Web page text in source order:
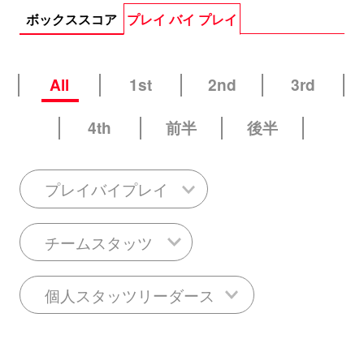
ボックススコア プレイ バイ プレイ
All 1st 2nd
3rd
4th
前半 後半
プレイバイプレイ
チームスタッツ
個人スタッツリーダース